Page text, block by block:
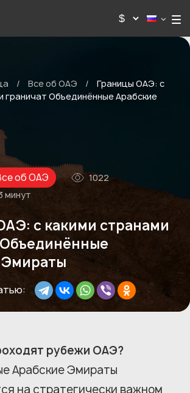
/ Все об ОАЭ /
Границы ОАЭ: с
граничат Объединённые Арабские
об ОАЭ
1022
минут
с какими странами
рубежи ОАЭ?
Арабские Эмираты
на стратегически важном